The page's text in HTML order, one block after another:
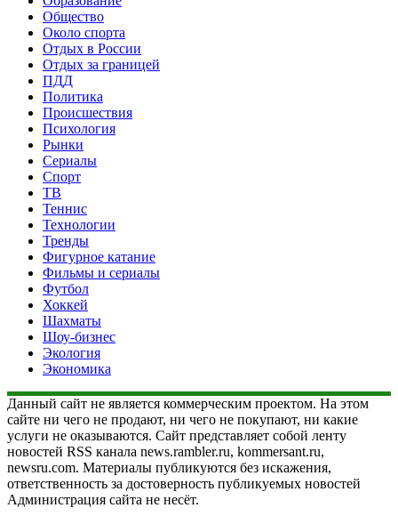
Общество
Около спорта
Отдых в России
Отдых за границей
ПДД
Политика
Происшествия
Психология
Рынки
Сериалы
Спорт
ТВ
Теннис
Технологии
Тренды
Фигурное катание
Фильмы и сериалы
Футбол
Хоккей
Шахматы
Шоу-бизнес
Экология
Экономика
Данный сайт не является коммерческим проектом. На этом
сайте ни чего не продают, ни чего не покупают, ни какие
услуги не оказываются. Сайт представляет собой ленту
новостей RSS канала news.rambler.ru, kommersant.ru,
newsru.com. Материалы публикуются без искажения,
ответственность за достоверность публикуемых новостей
Администрация сайта не несёт.